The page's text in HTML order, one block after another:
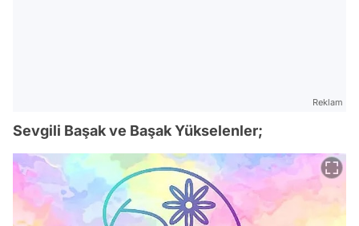
Reklam
Sevgili Başak ve Başak Yükselenler;